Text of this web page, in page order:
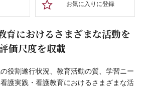
お気に入りに登録
育におけるさまざまな活動を
価尺度を収載
役割遂行状況、教育活動の質、学習ニー
護実践・看護教育におけるさまざまな活